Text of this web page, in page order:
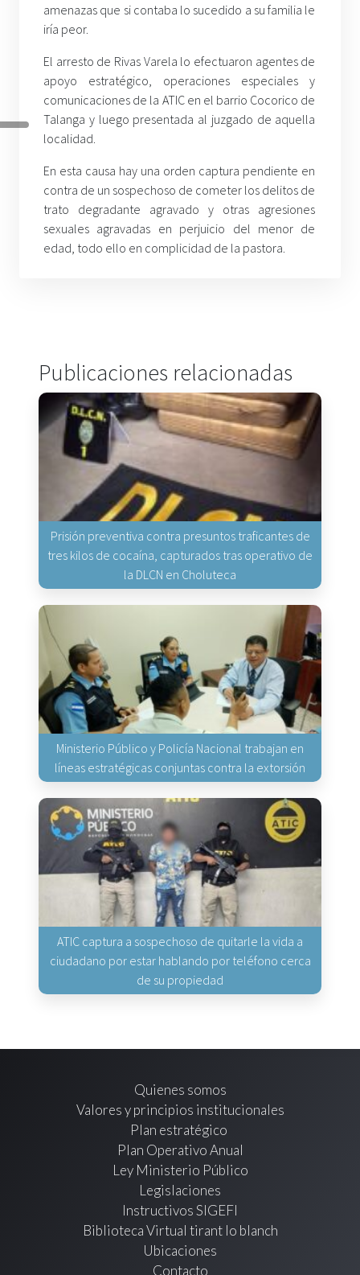
amenazas que si contaba lo sucedido a su familia le
iría peor.
El arresto de Rivas Varela lo efectuaron agentes de
apoyo estratégico, operaciones especiales y
comunicaciones de la ATIC en el barrio Cocorico de
Talanga y luego presentada al juzgado de aquella
localidad.
En esta causa hay una orden captura pendiente en
contra de un sospechoso de cometer los delitos de
trato degradante agravado y otras agresiones
sexuales agravadas en perjuicio del menor de
edad, todo ello en complicidad de la pastora.
Publicaciones relacionadas
Prisión preventiva contra presuntos traficantes de
tres kilos de cocaína, capturados tras operativo de
la DLCN en Choluteca
Ministerio Público y Policía Nacional trabajan en
líneas estratégicas conjuntas contra la extorsión
ATIC captura a sospechoso de quitarle la vida a
ciudadano por estar hablando por teléfono cerca
de su propiedad
Quienes somos
Valores y principios institucionales
Plan estratégico
Plan Operativo Anual
Ley Ministerio Público
Legislaciones
Instructivos SIGEFI
Biblioteca Virtual tirant lo blanch
Ubicaciones
Contacto